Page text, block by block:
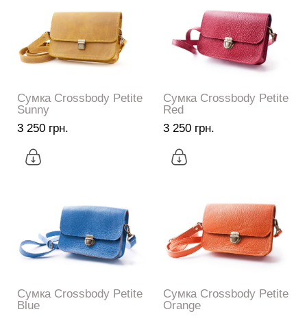
Сумка Crossbody Petite
Sunny
3 250 грн.
Сумка Crossbody Petite
Red
3 250 грн.
Сумка Crossbody Petite
Blue
Сумка Crossbody Petite
Orange